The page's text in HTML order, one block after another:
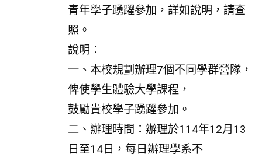
青年學子踴躍參加，詳如說明，請查
照。
說明：
一、本校規劃辦理7個不同學群營隊，
俾使學生體驗大學課程，
鼓勵貴校學子踴躍參加。
二、辦理時間：辦理於114年12月13
日至14日，每日辦理學系不